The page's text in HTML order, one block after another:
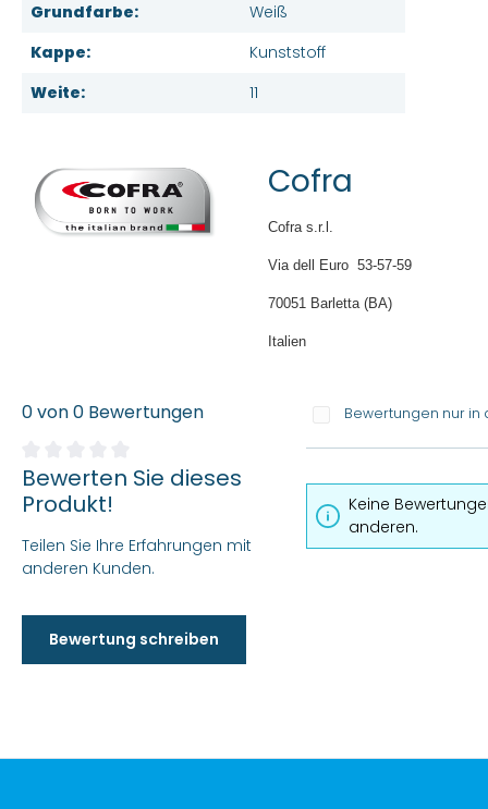
Grundfarbe:
Weiß
Kappe:
Kunststoff
Weite:
11
Cofra
Cofra s.r.l.
Via dell Euro 53-57-59
70051 Barletta (BA)
Italien
0 von 0 Bewertungen
Durchschnittliche Bewertung von 0 von 5 Sternen
Bewerten Sie dieses
Produkt!
Teilen Sie Ihre Erfahrungen mit
anderen Kunden.
Bewertung schreiben
Bewertungen nur
Keine
anderen.